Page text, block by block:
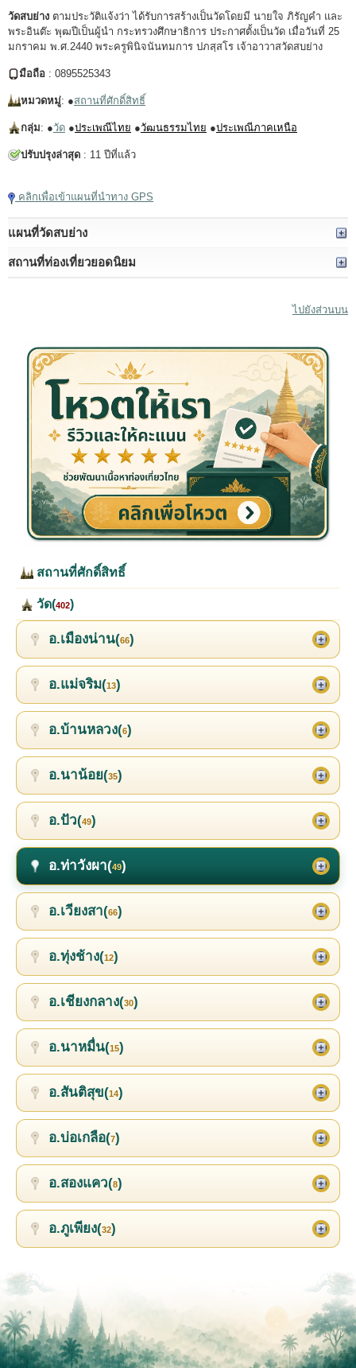
วัดสบย่าง ตามประวัติแจ้งว่า ได้รับการสร้างเป็นวัดโดยมี นายใจ ภิรัญคำ และ
พระอินต๊ะ พุฒปีเป็นผู้นำ กระทรวงศึกษาธิการ ประกาศตั้งเป็นวัด เมื่อวันที่ 25
มกราคม พ.ศ.2440 พระครูพินิจนันทมการ ปภสฺสโร เจ้าอาวาสวัดสบย่าง
มือถือ : 0895525343
หมวดหมู่: ●สถานที่ศักดิ์สิทธิ์
กลุ่ม: ●วัด ●ประเพณีไทย ●วัฒนธรรมไทย ●ประเพณีภาคเหนือ
ปรับปรุงล่าสุด : 11 ปีที่แล้ว
คลิกเพื่อเข้าแผนที่นำทาง GPS
แผนที่วัดสบย่าง
สถานที่ท่องเที่ยวยอดนิยม
ไปยังส่วนบน
สถานที่ศักดิ์สิทธิ์
วัด(402)
อ.เมืองน่าน(66)
อ.แม่จริม(13)
อ.บ้านหลวง(6)
อ.นาน้อย(35)
อ.ปัว(49)
อ.ท่าวังผา(49)
อ.เวียงสา(66)
อ.ทุ่งช้าง(12)
อ.เชียงกลาง(30)
อ.นาหมื่น(15)
อ.สันติสุข(14)
อ.บ่อเกลือ(7)
อ.สองแคว(8)
อ.ภูเพียง(32)